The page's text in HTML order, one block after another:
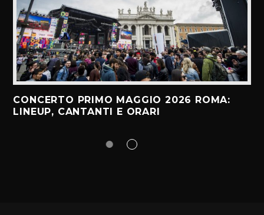
CONCERTO PRIMO MAGGIO 2026 ROMA:
LINEUP, CANTANTI E ORARI